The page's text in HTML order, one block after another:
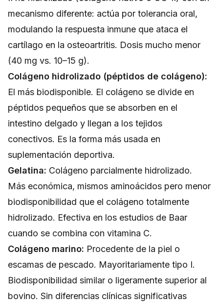
mecanismo diferente: actúa por tolerancia oral,
modulando la respuesta inmune que ataca el
cartílago en la osteoartritis. Dosis mucho menor
(40 mg vs. 10–15 g).
Colágeno hidrolizado (péptidos de colágeno):
El más biodisponible. El colágeno se divide en
péptidos pequeños que se absorben en el
intestino delgado y llegan a los tejidos
conectivos. Es la forma más usada en
suplementación deportiva.
Gelatina: Colágeno parcialmente hidrolizado.
Más económica, mismos aminoácidos pero menor
biodisponibilidad que el colágeno totalmente
hidrolizado. Efectiva en los estudios de Baar
cuando se combina con vitamina C.
Colágeno marino: Procedente de la piel o
escamas de pescado. Mayoritariamente tipo I.
Biodisponibilidad similar o ligeramente superior al
bovino. Sin diferencias clínicas significativas